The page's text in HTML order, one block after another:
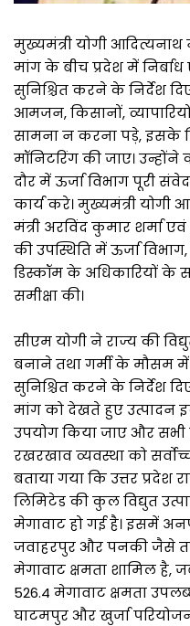
मुख्यमंत्री योगी
मांग के बीच प्रदेश में निर्बाध
सुनिश्चित करने के निर्देश
आमजन, किसानों,
सामना न करना पड़े, इसके
मॉनिटरिंग की जाए।
दौर में ऊर्जा विभाग पूरी
कार्य करे। मुख्यमंत्री योगी
मंत्री अरविंद कुमार शर्मा
की उपस्थिति में ऊर्जा
डिस्कॉम के अधिकारियों के
समीक्षा की।
सीएम योगी ने राज्य की
बनाने तथा गर्मी के मौसम में
सुनिश्चित करने के निर्देश
मांग को देखते हुए उत्पादन
उपयोग किया जाए और सभी
रखरखाव व्यवस्था को
बताया गया कि उत्तर प्रदेश
लिमिटेड की कुल विद्युत
मेगावाट हो गई है। इसमें
जवाहरपुर और पनकी जैसे
मेगावाट क्षमता शामिल है,
526.4 मेगावाट क्षमता
घाटमपुर और खुर्जा